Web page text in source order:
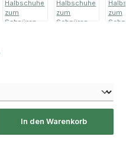
In den Warenkorb